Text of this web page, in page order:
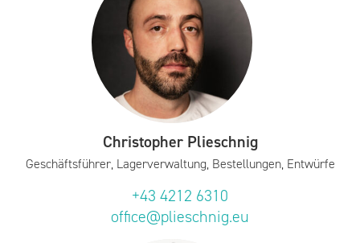
Christopher Plieschnig
Geschäftsführer, Lagerverwaltung, Bestellungen, Entwürfe
+43 4212 6310
office@plieschnig.eu